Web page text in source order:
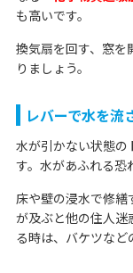
も高いです。
換気扇を回す、窓を
りましょう。
レバーで水を流
水が引かない状態の
す。水があふれる恐
床や壁の浸水で修繕
が及ぶと他の住人迷
る時は、バケツなど